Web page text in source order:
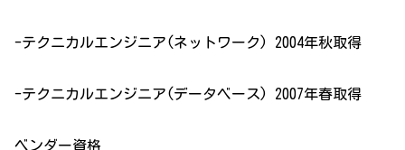
-テクニカルエンジニア(ネットワーク) 2004年秋取得
-テクニカルエンジニア(データベース) 2007年春取得
ベンダー資格